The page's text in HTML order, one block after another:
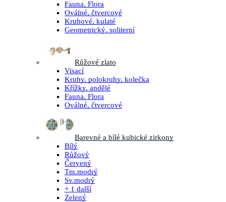
Fauna, Flora
Oválné, čtvercové
Kruhové, kulaté
Geometrický, soliterní
Růžové zlato
Visací
Kruhy, polokruhy, kolečka
Křížky, andělé
Fauna, Flora
Oválné, čtvercové
Barevné a bílé kubické zirkony
Bílý
Růžový
Červený
Tm.modrý
Sv.modrý
+ 1 další
Zelený